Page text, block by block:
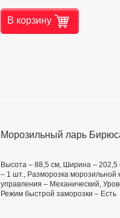
В корзину
Морозильный ларь
Высота – 88,5 см, Ширина –
– 1 шт., Разморозка морозильной
управления – Механический,
Режим быстрой заморозки – Есть